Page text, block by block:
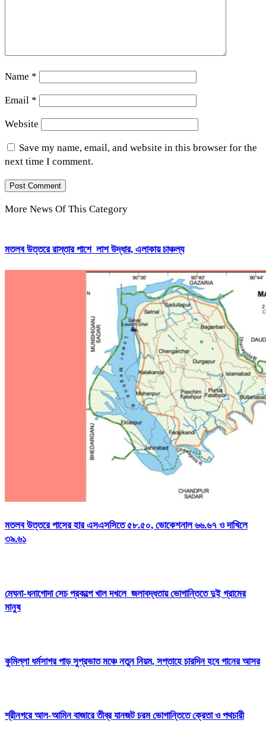
Name *
Email *
Website
Save my name, email, and website in this browser for the
next time I comment.
More News Of This Category
মতলব উত্তরে রাস্তার পাশে লাশ উদ্ধার, এলাকায় চাঞ্চল্য
মতলব উত্তরে পাসের হার এসএসসিতে ৫৮.৫০, ভোকেশনাল ৬৬.৬৭ ও দাখিলে
৩৯.৬১
মেঘনা-ধনাগোদা সেচ প্রকল্পে খাল দখলে জলাবদ্ধতায় ভোগান্তিতে দুই গ্রামের
মানুষ
কুমিল্লা ধর্মসাগর পাড় সুপ্রভাত মঞ্চে নতুন নিয়ম, সপ্তাহে চারদিন হবে গানের আসর
শ্রীনগরে আল-আমিন বাজারে তীব্র যানজট চরম ভোগান্তিতে ক্রেতা ও পথচারী